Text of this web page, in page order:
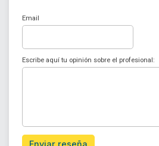
Email
Escribe aquí tu opinión sobre el profesional:
Enviar reseña